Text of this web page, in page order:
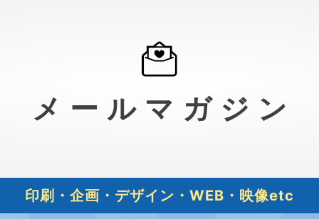
メールマガジン
印刷・企画・デザイン・WEB・映像etc